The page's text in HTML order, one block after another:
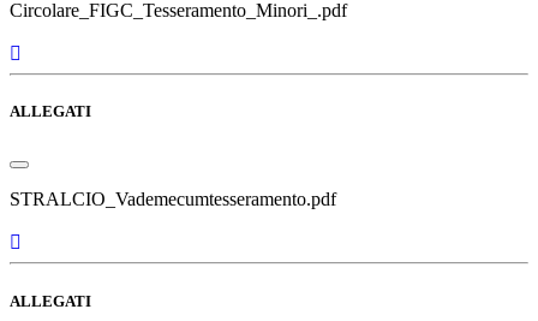
Circolare_FIGC_Tesseramento_Minori_.pdf
ALLEGATI
STRALCIO_Vademecumtesseramento.pdf
ALLEGATI